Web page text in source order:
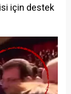
için destek